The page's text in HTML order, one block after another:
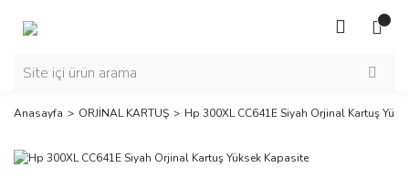
Anasayfa ORJİNAL KARTUŞ Hp 300XL CC641E Siyah Orjinal Kartuş